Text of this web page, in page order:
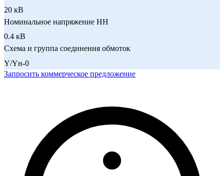
20 кВ
Номинальное напряжение НН
0.4 кВ
Схема и группа соединения обмоток
Y/Yн-0
Запросить коммерческое предложение